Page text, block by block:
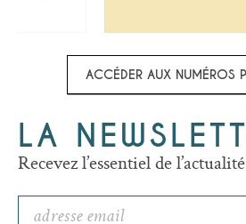
ACCÉDER AUX NUMÉROS
LA
Recevez l’essentiel de